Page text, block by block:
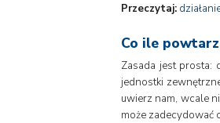
Przeczytaj:
Co ile
Zasada jest prosta:
jednostki
uwierz nam, wcale
może zadecydować